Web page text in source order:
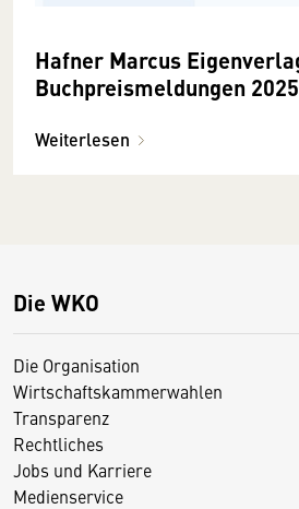
Hafner Marcus Eigenverlag -
Buchpreismeldungen 2025
Weiterlesen
Die WKO
Die Organisation
Wirtschaftskammerwahlen
Transparenz
Rechtliches
Jobs und Karriere
Medienservice